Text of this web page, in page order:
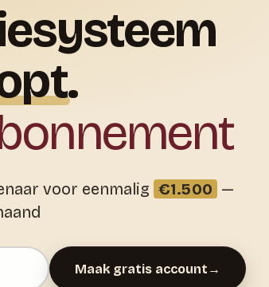
.
voor eenmalig €1.500 —
Maak gratis account →